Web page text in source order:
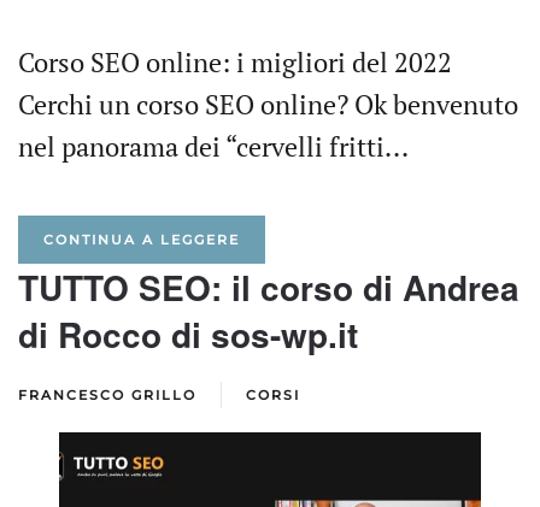
Corso SEO online: i migliori del 2022
Cerchi un corso SEO online? Ok benvenuto
nel panorama dei “cervelli fritti...
CONTINUA A LEGGERE
TUTTO SEO: il corso di Andrea
di Rocco di sos-wp.it
FRANCESCO GRILLO CORSI